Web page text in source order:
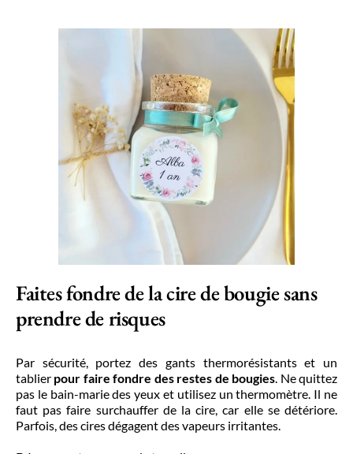
Faites fondre de la cire de bougie sans
prendre de risques
Par sécurité, portez des gants thermorésistants et un
tablier pour faire fondre des restes de bougies . Ne quittez
pas le bain-marie des yeux et utilisez un thermomètre. Il ne
faut pas faire surchauffer de la cire, car elle se détériore.
Parfois, des cires dégagent des vapeurs irritantes.